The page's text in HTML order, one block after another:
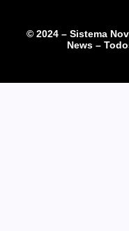
© 2024 – Sistema
News –